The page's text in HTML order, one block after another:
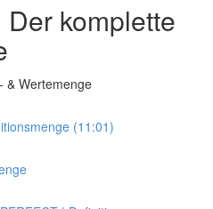
komplette
& Wertemenge
(11:01)